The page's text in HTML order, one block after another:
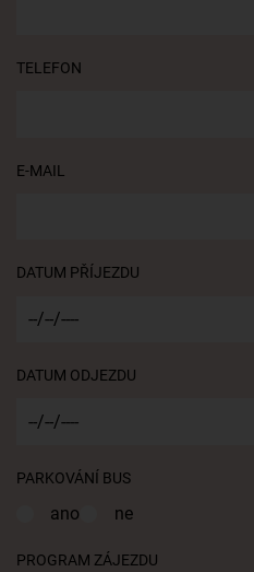
TELEFON
E-MAIL
DATUM PŘÍJEZDU
DATUM ODJEZDU
PARKOVÁNÍ BUS
ano ne
PROGRAM ZÁJEZDU